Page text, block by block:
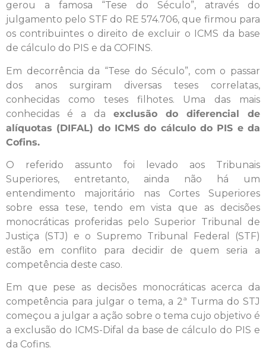
gerou a famosa “Tese do Século”, através do
julgamento pelo STF do RE 574.706, que firmou para
os contribuintes o direito de excluir o ICMS da base
de cálculo do PIS e da COFINS.
Em decorrência da “Tese do Século”, com o passar
dos anos surgiram diversas teses correlatas,
conhecidas como teses filhotes. Uma das mais
conhecidas é a da exclusão do diferencial de
alíquotas (DIFAL) do ICMS do cálculo do PIS e da
Cofins.
O referido assunto foi levado aos Tribunais
Superiores, entretanto, ainda não há um
entendimento majoritário nas Cortes Superiores
sobre essa tese, tendo em vista que as decisões
monocráticas proferidas pelo Superior Tribunal de
Justiça (STJ) e o Supremo Tribunal Federal (STF)
estão em conflito para decidir de quem seria a
competência deste caso.
Em que pese as decisões monocráticas acerca da
competência para julgar o tema, a 2ª Turma do STJ
começou a julgar a ação sobre o tema cujo objetivo é
a exclusão do ICMS-Difal da base de cálculo do PIS e
da Cofins.